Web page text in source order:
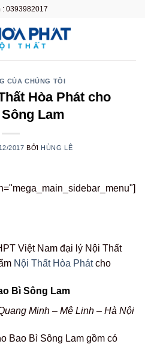
: 0393982017
CỦA CHÚNG TÔI
Hòa Phát cho
Lam
2017 BỞI HÙNG LÊ
Việt Nam đại lý Nội Thất
Nội Thất Hòa Phátcho
Bì Sông Lam
Minh – Mê Linh – Hà Nội
Bao Bì Sông Lam gồm có